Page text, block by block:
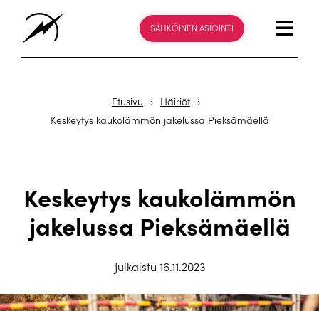
SÄHKÖINEN ASIOINTI
Etusivu › Häiriöt ›
Keskeytys kaukolämmön jakelussa Pieksämäellä
Keskeytys kaukolämmön
jakelussa Pieksämäellä
Julkaistu 16.11.2023